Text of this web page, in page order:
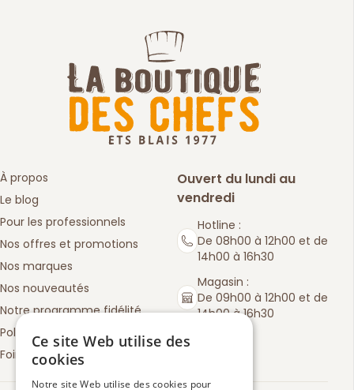
À propos
Le blog
Pour les professionnels
Nos offres et promotions
Nos marques
Nos nouveautés
Notre programme fidélité
Politique de retours
Foire aux questions
Ouvert du lundi au
vendredi
Hotline :
De 08h00 à 12h00 et de
14h00 à 16h30
Magasin :
De 09h00 à 12h00 et de
14h00 à 16h30
Ce site Web utilise des
cookies
Notre site Web utilise des cookies pour